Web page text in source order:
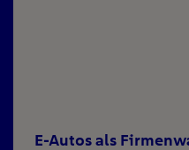
E-Autos als